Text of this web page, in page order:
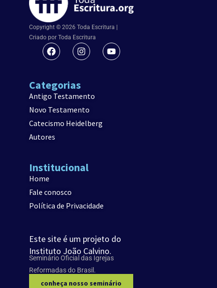
Copyright © 2026 Toda Escritura |
Criado por Toda Escritura
Categorias
Antigo Testamento
Novo Testamento
Catecismo Heidelberg
Autores
Institucional
Home
Fale conosco
Política de Privacidade
Este site é um projeto do
Instituto João Calvino.
Seminário Oficial das Igrejas
Reformadas do Brasil.
conheça nosso seminário